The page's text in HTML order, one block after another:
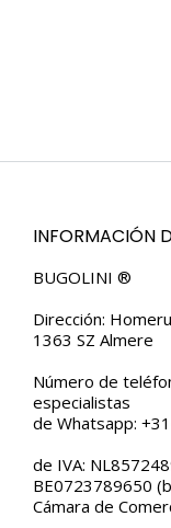
INFORMACIÓN
BUGOLINI ®
Dirección:
1363 SZ Almere
Número de
especialistas
de Whatsapp:
de IVA:
BE0723789650
Cámara de